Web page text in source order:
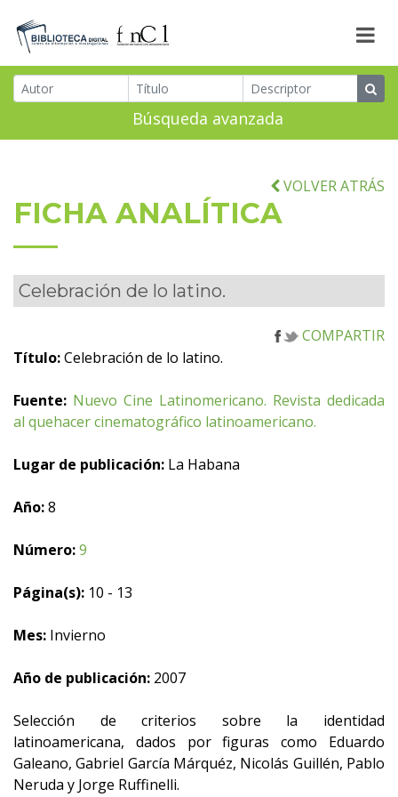
Búsqueda avanzada
VOLVER ATRÁS
FICHA ANALÍTICA
Celebración de lo latino.
COMPARTIR
Título:Celebración de lo latino.
Fuente: Nuevo Cine Latinomericano. Revista dedicada
al quehacer cinematográfico latinoamericano.
Lugar de publicación: La Habana
Año:8
Número:9
Página(s): 10 - 13
Mes: Invierno
Año de publicación: 2007
Selección de criterios sobre la identidad
latinoamericana, dados por figuras como Eduardo
Galeano, Gabriel García Márquéz, Nicolás Guillén, Pablo
Neruda y Jorge Ruffinelli.